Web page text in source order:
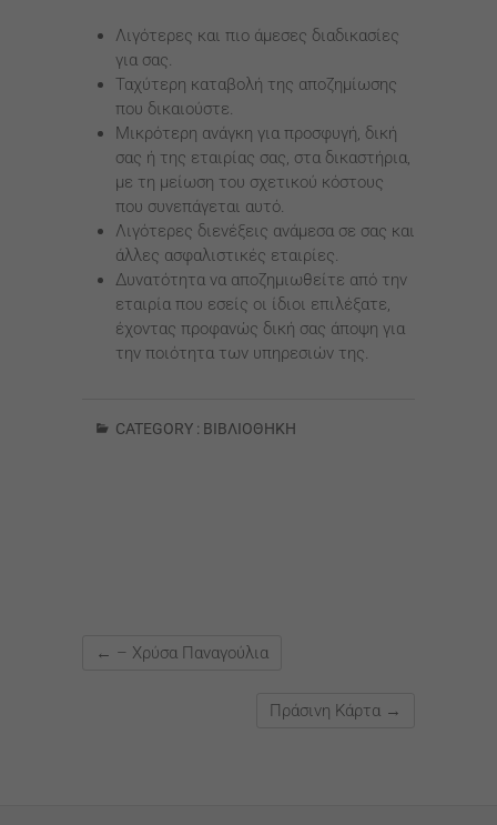
Λιγότερες και πιο άμεσες διαδικασίες
για σας.
Ταχύτερη καταβολή της αποζημίωσης
που δικαιούστε.
Μικρότερη ανάγκη για προσφυγή, δική
σας ή της εταιρίας σας, στα δικαστήρια,
με τη μείωση του σχετικού κόστους
που συνεπάγεται αυτό.
Λιγότερες διενέξεις ανάμεσα σε σας και
άλλες ασφαλιστικές εταιρίες.
Δυνατότητα να αποζημιωθείτε από την
εταιρία που εσείς οι ίδιοι επιλέξατε,
έχοντας προφανώς δική σας άποψη για
την ποιότητα των υπηρεσιών της.
CATEGORY : ΒΙΒΛΙΟΘΉΚΗ
← – Χρύσα Παναγούλια
Πράσινη Κάρτα →